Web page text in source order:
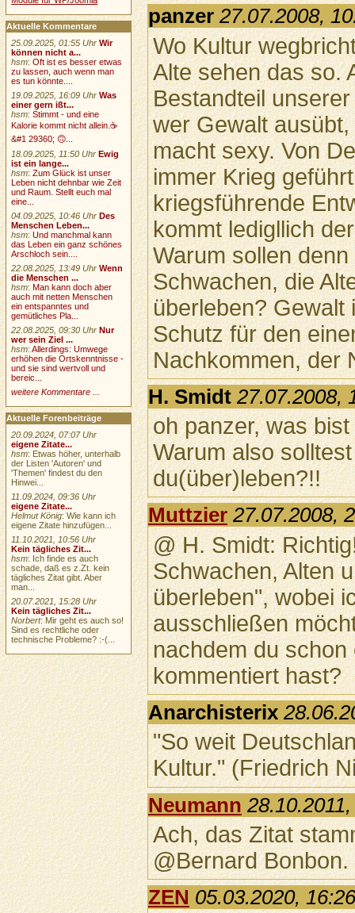
panzer 27.07.2008,
Wo Kultur
Alte sehen das so.
Bestandteil
wer Gewalt
macht sexy. Von
immer Krieg
kriegsführende
kommt ledigllich
Warum sollen
Schwachen, die
überleben? Gewalt
Schutz für den
Nachkommen, der
H. Smidt 27.07.2008,
oh panzer, was
Warum also
du(über)leben?!!
Muttzier 27.07.2008,
@ H. Smidt:
Schwachen, Alten
überleben", wobei
ausschließen
nachdem du
kommentiert hast?
Anarchisterix
"So weit
Kultur." (Friedrich
Neumann
Ach, das Zitat
@Bernard
ZEN 05.03.2020,
Aktuelle Kommentare
25.09.2025, 01:55 Uhr Wir
können nicht a...
hsm:Oft ist es besser etwas
zu lassen, auch wenn man
es tun könnte....
19.09.2025, 16:09 Uhr Was
einer gern ißt...
hsm:Stimmt - und eine
Kalorie kommt nicht allein.☕
&#1 29360; 🙃...
18.09.2025, 11:50 Uhr Ewig
ist ein lange...
hsm:Zum Glück ist unser
Leben nicht dehnbar wie Zeit
und Raum. Stellt euch mal
eine...
04.09.2025, 10:46 Uhr Des
Menschen Leben...
hsm:Und manchmal kann
das Leben ein ganz schönes
Arschloch sein....
22.08.2025, 13:49 Uhr Wenn
die Menschen ...
hsm:Man kann doch aber
auch mit netten Menschen
ein entspanntes und
gemütliches Pla...
22.08.2025, 09:30 Uhr Nur
wer sein Ziel ...
hsm:Allerdings: Umwege
erhöhen die Ortskenntnisse -
und sie sind wertvoll und
bereic...
weitere Kommentare ...
Aktuelle Forenbeiträge
20.09.2024, 07:07 Uhr
eigene Zitate...
hsm: Etwas höher, unterhalb
der Listen 'Autoren' und
'Themen' findest du den
Hinwei...
11.09.2024, 09:36 Uhr
eigene Zitate...
Helmut König: Wie kann ich
eigene Zitate hinzufügen...
11.10.2021, 10:56 Uhr
Kein tägliches Zit...
hsm: Ich finde es auch
schade, daß es z.Zt. kein
tägliches Zitat gibt. Aber
man...
20.07.2021, 15:28 Uhr
Kein tägliches Zit...
Norbert: Mir geht es auch so!
Sind es rechtliche oder
technische Probleme? :-(...